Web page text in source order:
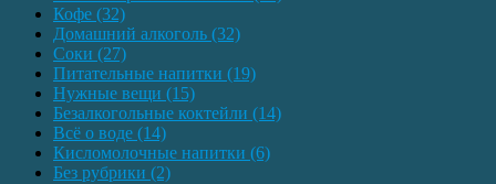
Кофе (32)
Домашний алкоголь (32)
Соки (27)
Питательные напитки (19)
Нужные вещи (15)
Безалкогольные коктейли (14)
Всё о воде (14)
Кисломолочные напитки (6)
Без рубрики (2)